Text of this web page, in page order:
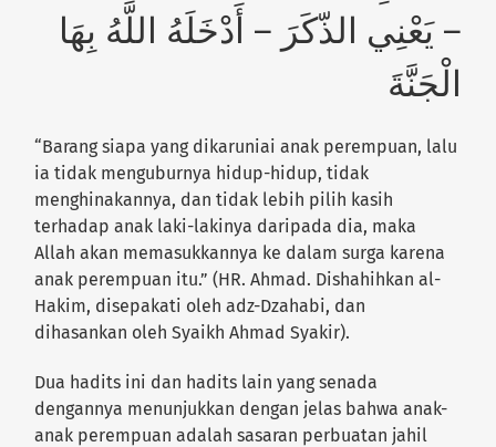
– يَعْنِي الذّكَرَ – أَدْخَلَهُ اللَّهُ بِهَا
الْجَنَّةَ
“Barang siapa yang dikaruniai anak perempuan, lalu
ia tidak menguburnya hidup-hidup, tidak
menghinakannya, dan tidak lebih pilih kasih
terhadap anak laki-lakinya daripada dia, maka
Allah akan memasukkannya ke dalam surga karena
anak perempuan itu.”(HR. Ahmad. Dishahihkan al-
Hakim, disepakati oleh adz-Dzahabi, dan
dihasankan oleh Syaikh Ahmad Syakir).
Dua hadits ini dan hadits lain yang senada
dengannya menunjukkan dengan jelas bahwa anak-
anak perempuan adalah sasaran perbuatan jahil